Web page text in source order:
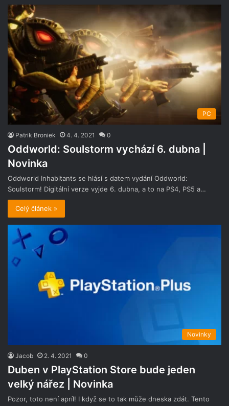
PC
Patrik Broniek 4. 4. 2021 0
Oddworld: Soulstorm vychází 6. dubna |
Novinka
Oddworld Inhabitants se hlásí s datem vydání Oddworld:
Soulstorm! Digitální verze vyjde 6. dubna, a to na PS4, PS5 a…
Celý článek »
Novinky
Jacob 2. 4. 2021 0
Duben v PlayStation Store bude jeden
velký nářez | Novinka
Pozor, toto není apríl! I když se to tak může dneska zdát. Tento